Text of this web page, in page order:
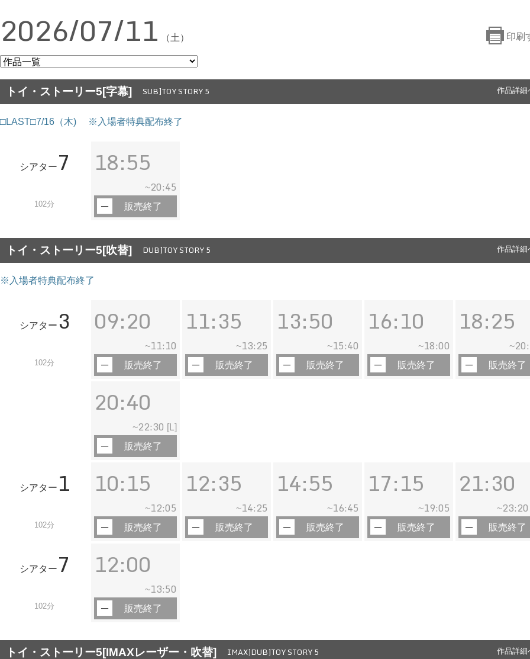
印刷
2026/07/11 （土）
トイ・ストーリー5[字幕] SUB]TOY STORY 5 作品詳細
□LAST□7/16（木) ※入場者特典配布終了
シアター 7
102分
18:55
~20:45
販売終了
トイ・ストーリー5[吹替] DUB]TOY STORY 5 作品詳細
※入場者特典配布終了
シアター 3
102分
09:20
~11:10
販売終了
11:35
~13:25
販売終了
13:50
~15:40
販売終了
16:10
~18:00
販売終了
18:25
~
販売終了
20:40
~22:30 [L]
販売終了
シアター 1
102分
10:15
~12:05
販売終了
12:35
~14:25
販売終了
14:55
~16:45
販売終了
17:15
~19:05
販売終了
21:30
~23:20
販売終了
シアター 7
102分
12:00
~13:50
販売終了
トイ・ストーリー5[IMAXレーザー・吹替] IMAX]DUB]TOY STORY 5 作品詳細